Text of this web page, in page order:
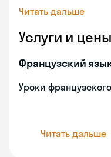
Читать дальше
Услуги и цены
Французский
Уроки французского
Читать дальше